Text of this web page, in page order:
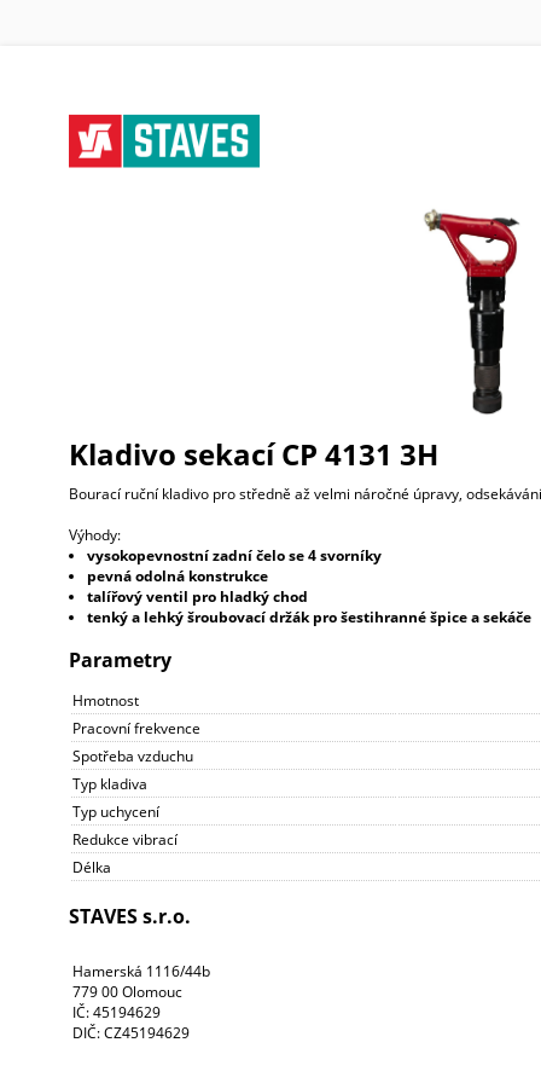
Kladivo sekací CP 4131 3H
Bourací ruční kladivo pro středně až velmi náročné úpravy,
Výhody:
vysokopevnostní zadní čelo se 4 svorníky
pevná odolná konstrukce
talířový ventil pro hladký chod
tenký a lehký šroubovací držák pro šestihranné špice a sekáče
Parametry
Hmotnost
Pracovní frekvence
Spotřeba vzduchu
Typ kladiva
Typ uchycení
Redukce vibrací
Délka
STAVES s.r.o.
Hamerská 1116/44b
779 00 Olomouc
IČ: 45194629
DIČ: CZ45194629